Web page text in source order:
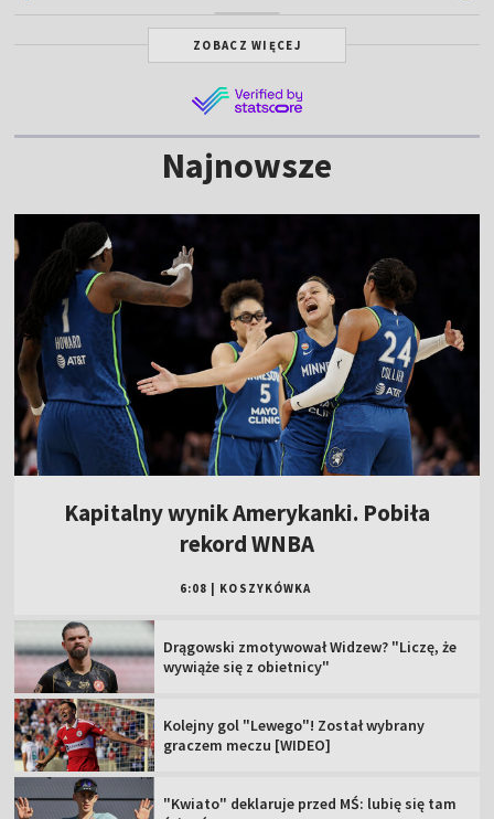
ZOBACZ WIĘCEJ
Najnowsze
Kapitalny wynik Amerykanki. Pobiła
rekord WNBA
6:08 KOSZYKÓWKA
Drągowski zmotywował Widzew? "Liczę, że
wywiąże się z obietnicy"
Kolejny gol "Lewego"! Został wybrany
graczem meczu [WIDEO]
"Kwiato" deklaruje przed MŚ: lubię się tam